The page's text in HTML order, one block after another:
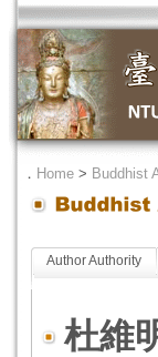
． Home > Buddhist
Author Authority
杜維